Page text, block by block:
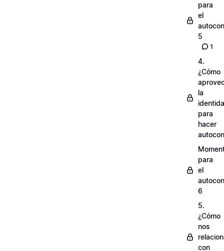
para
el
5
1
4.
¿Cómo
la
para
hacer
para
el
6
5.
¿Cómo
nos
con